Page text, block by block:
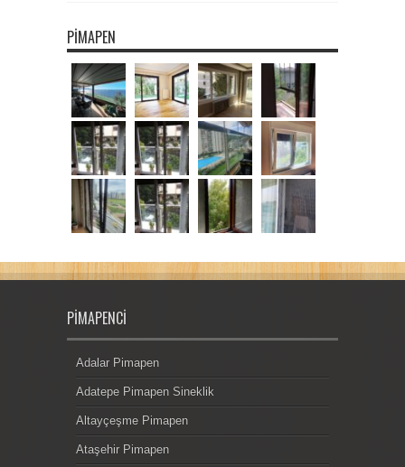
PIMAPEN
PIMAPENCI
Adalar Pimapen
Adatepe Pimapen Sineklik
Altayçeşme Pimapen
Ataşehir Pimapen